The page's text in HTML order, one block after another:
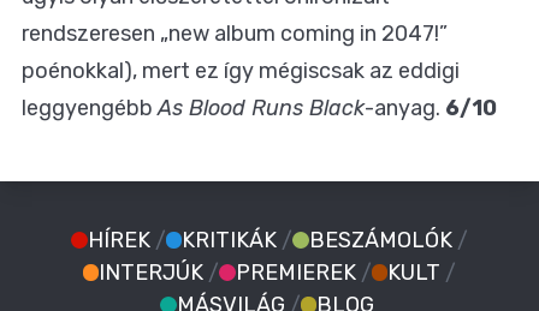
rendszeresen „new album coming in 2047!”
poénokkal), mert ez így mégiscsak az eddigi
leggyengébbAs Blood Runs Black-anyag. 6/10
HÍREK / KRITIKÁK / BESZÁMOLÓK /
INTERJÚK / PREMIEREK / KULT /
MÁSVILÁG / BLOG